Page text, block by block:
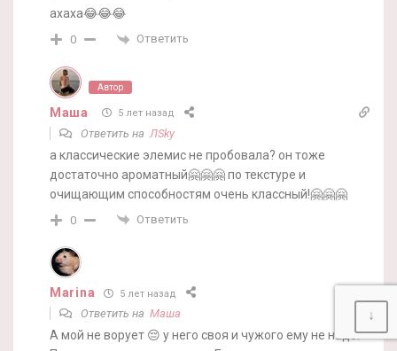
ахаха😂😂😂
0 Ответить
Автор
Маша 5 лет назад
Ответить на ЛSky
а классические элемис не пробовала? он тоже
достаточно ароматный🤗🤗🤗 по текстуре и
очищающим способностям очень классный!🤗🤗🤗
0 Ответить
Marina 5 лет назад
Ответить на Маша
А мой не ворует 😔 у него своя и чужого ему не надо.
↓